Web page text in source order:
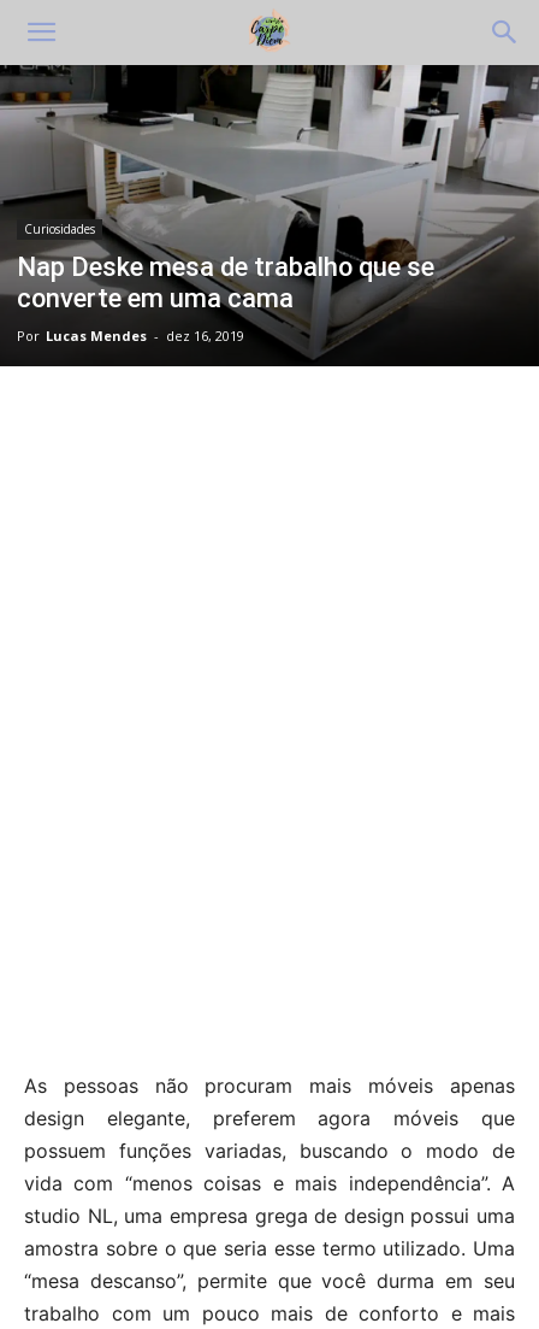
Curiosidades
Nap Deske mesa de trabalho que se
converte em uma cama
Por Lucas Mendes - dez 16, 2019
As pessoas não procuram mais móveis apenas
design elegante, preferem agora móveis que
possuem funções variadas, buscando o modo de
vida com “menos coisas e mais independência”. A
studio NL, uma empresa grega de design possui uma
amostra sobre o que seria esse termo utilizado. Uma
“mesa descanso”, permite que você durma em seu
trabalho com um pouco mais de conforto e mais